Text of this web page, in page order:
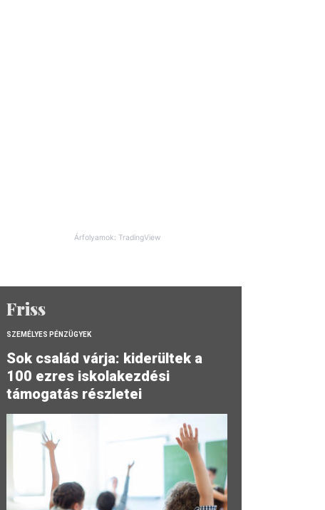
Árfolyamok: TradingView
Friss
SZEMÉLYES PÉNZÜGYEK
Sok család várja: kiderültek a
100 ezres iskolakezdési
támogatás részletei